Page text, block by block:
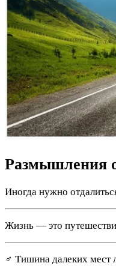
Размышления
Иногда нужно
Жизнь — это
‍♂️ Тишина далеких мест